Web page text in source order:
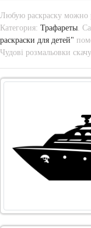
Любую раскраску можно
Категория: Трафареты .
раскраски для детей"
Чудові розмальовки